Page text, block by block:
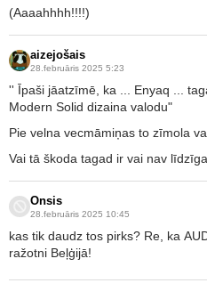
(Aaaahhhh!!!!)
aizejošais
28.februāris 2025 5:23
'' Īpaši jāatzīmē, ka ... Enyaq ...
Modern Solid dizaina valodu"
Pie velna vecmāmiņas to zīmola
Vai tā škoda tagad ir vai nav
Onsis
28.februāris 2025 10:45
kas tik daudz tos pirks? Re, ka
ražotni Beļģijā!